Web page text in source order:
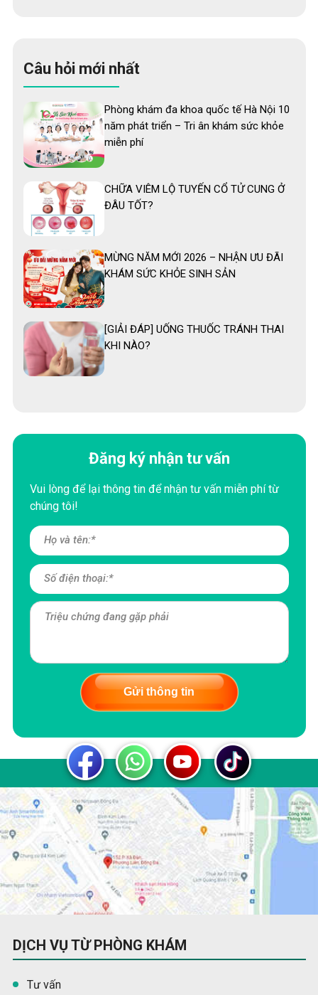
Câu hỏi mới nhất
Phòng khám đa khoa quốc tế Hà Nội 10
năm phát triển – Tri ân khám sức khỏe
miễn phí
CHỮA VIÊM LỘ TUYẾN CỔ TỬ CUNG Ở
ĐÂU TỐT?
MỪNG NĂM MỚI 2026 – NHẬN ƯU ĐÃI
KHÁM SỨC KHỎE SINH SẢN
[GIẢI ĐÁP] UỐNG THUỐC TRÁNH THAI
KHI NÀO?
Đăng ký nhận tư vấn
Vui lòng để lại thông tin để nhận tư vấn miễn phí từ
chúng tôi!
Gửi thông tin
DỊCH VỤ TỪ PHÒNG KHÁM
Tư vấn